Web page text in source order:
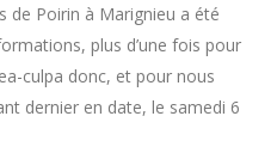
de Poirin à Marignieu a été
plus d’une fois pour
culpa donc, et pour nous
dernier en date, le samedi 6